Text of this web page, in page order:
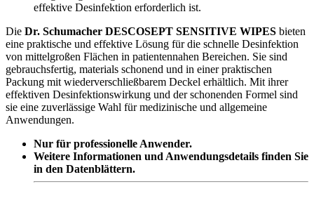
effektive Desinfektion erforderlich ist.
Die Dr. Schumacher DESCOSEPT SENSITIVE WIPES bieten
eine praktische und effektive Lösung für die schnelle Desinfektion
von mittelgroßen Flächen in patientennahen Bereichen. Sie sind
gebrauchsfertig, materials schonend und in einer praktischen
Packung mit wiederverschließbarem Deckel erhältlich. Mit ihrer
effektiven Desinfektionswirkung und der schonenden Formel sind
sie eine zuverlässige Wahl für medizinische und allgemeine
Anwendungen.
Nur für professionelle Anwender.
Weitere Informationen und Anwendungsdetails finden Sie
in den Datenblättern.